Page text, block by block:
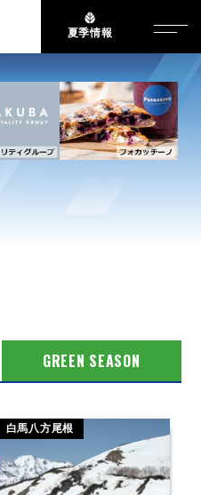
夏季情報
GREEN SEASON
白馬八方尾根